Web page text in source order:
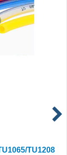
TU1208